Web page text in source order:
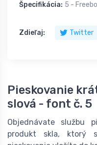
Špecifikácia: 5 -
Zdieľaj: Twitter
Pieskovanie
slová - font č. 5
Objednávate službu
produkt skla, ktorý